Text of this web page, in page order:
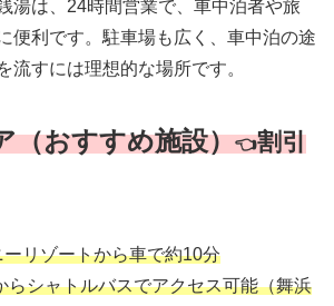
湯は、24時間営業で、車中泊者や旅
便利です。駐車場も広く、車中泊の途
流すには理想的な場所です。
（おすすめ施設）👈割引
ーリゾートから車で約10分
らシャトルバスでアクセス可能（舞浜